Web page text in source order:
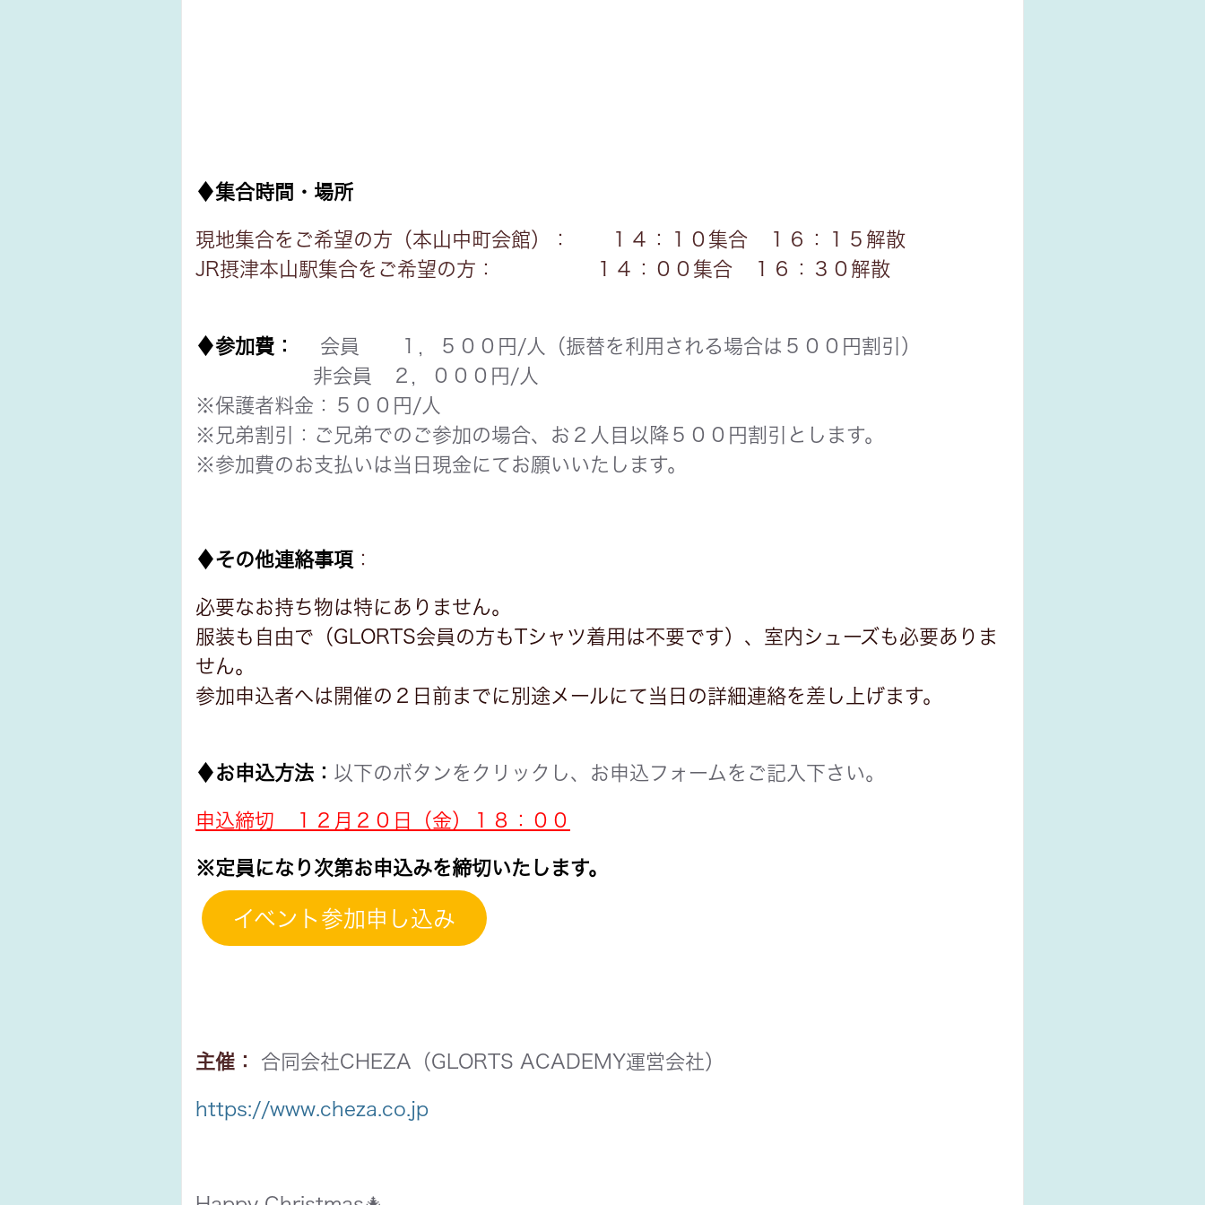
♦集合時間・場所
現地集合をご希望の方（本山中町会館）： １４：１０集合 １６：１５解散
JR摂津本山駅集合をご希望の方： １４：００集合 １６：３０解散
♦参加費：
会員 １，５００円/人（振替を利用される場合は５００円割引）
非会員 ２，０００円/人
※保護者料金：５００円/人
※兄弟割引：ご兄弟でのご参加の場合、お２人目以降５００円割引とします。
※参加費のお支払いは当日現金にてお願いいたします。
♦その他連絡事項 ：
必要なお持ち物は特にありません。
服装も自由で（GLORTS会員の方もTシャツ着用は不要です）、室内シューズも必要ありま
せん。
参加申込者へは開催の２日前までに別途メールにて当日の詳細連絡を差し上げます。
♦お申込方法： 以下のボタンをクリックし、お申込フォームをご記入下さい。
申込締切 １２月２０ 日（金）１８：００
※定員になり次第お申込みを締切いたします。
イベント参加申し込み
主催： 合同会社CHEZA（GLORTS ACADEMY運営会社）
https://www.cheza.co.jp